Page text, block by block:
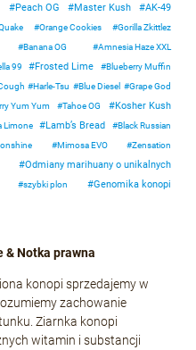
Peach OG Master Kush AK-49
Orange Cookies Gorilla Zkittlez
Banana OG
Amnesia Haze XXL
99 Frosted Lime
Blueberry Muffin
Harle-Tsu Blue Diesel
Grape God
Yum Yum Tahoe OG Kosher Kush
Limone Lamb’s Bread
Black Russian
Mimosa EVO Zensation
Odmiany marihuany o unikalnych
szybki plon Genomika konopi
& Notka prawna
konopi sprzedajemy w
zachowanie
Ziarnka konopi
witamin i substancji